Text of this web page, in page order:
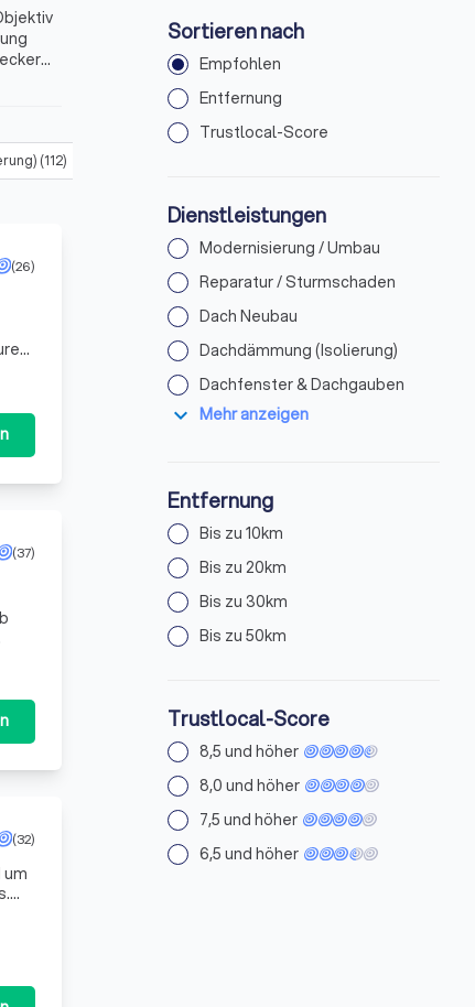
(112)
(26)
(37)
(32)
Sortieren nach
Empfohlen
Entfernung
Trustlocal-Score
Dienstleistungen
Modernisierung / Umbau
Reparatur / Sturmschaden
Dach Neubau
Dachdämmung (Isolierung)
Dachfenster & Dachgauben
expand_more Mehr anzeigen
Entfernung
Bis zu 10km
Bis zu 20km
Bis zu 30km
Bis zu 50km
Trustlocal-Score
8,5 und höher
8,0 und höher
7,5 und höher
6,5 und höher